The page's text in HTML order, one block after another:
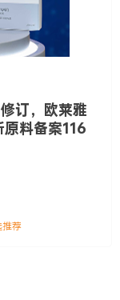
订，欧莱雅
料备案116
推荐